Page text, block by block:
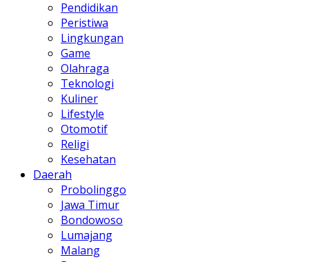
Pendidikan
Peristiwa
Lingkungan
Game
Olahraga
Teknologi
Kuliner
Lifestyle
Otomotif
Religi
Kesehatan
Daerah
Probolinggo
Jawa Timur
Bondowoso
Lumajang
Malang